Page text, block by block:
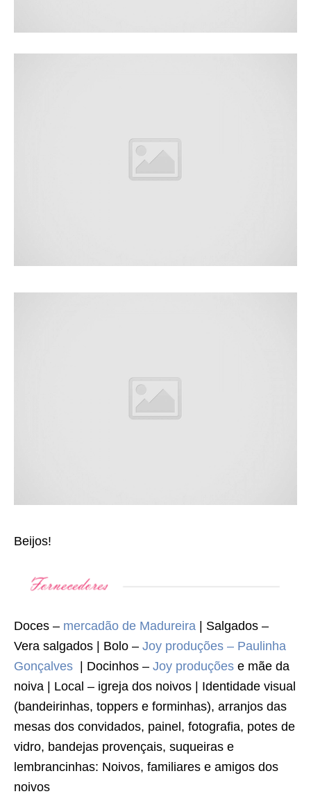
Beijos!
Doces – mercadão de Madureira
| Salgados –
Vera salgados | Bolo – Joy produções – Paulinha
Gonçalves
| Docinhos – Joy produções e mãe da
noiva | Local – igreja dos noivos | Identidade visual
(bandeirinhas, toppers e forminhas), arranjos das
mesas dos convidados, painel, fotografia, potes de
vidro, bandejas provençais, suqueiras e
lembrancinhas: Noivos, familiares e amigos dos
noivos